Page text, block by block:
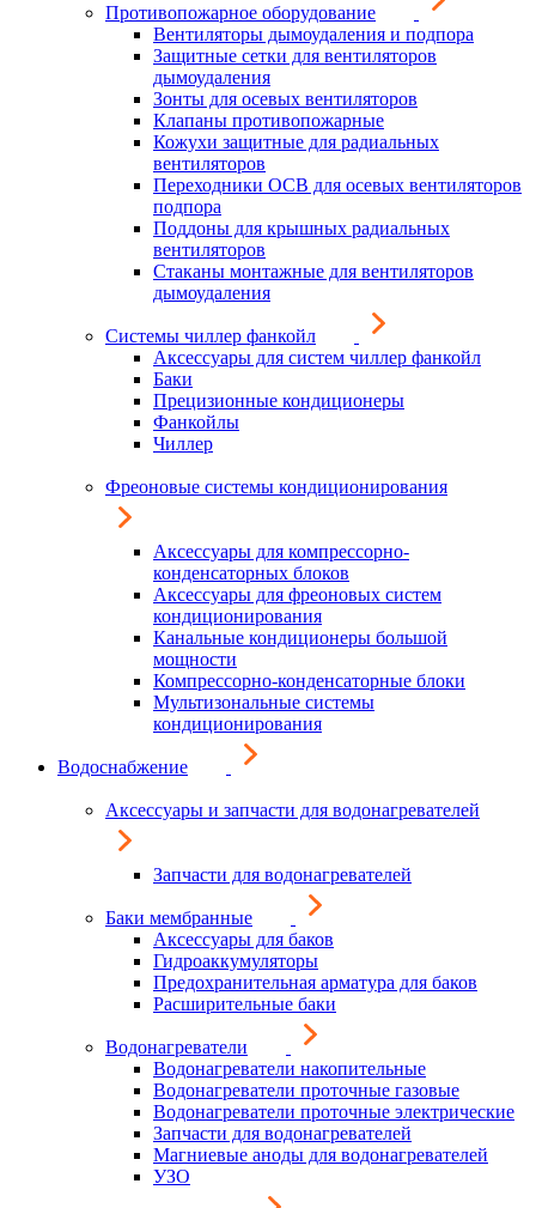
Противопожарное оборудование
Вентиляторы дымоудаления и подпора
Защитные сетки для вентиляторов
дымоудаления
Зонты для осевых вентиляторов
Клапаны противопожарные
Кожухи защитные для радиальных
вентиляторов
Переходники ОСВ для осевых вентиляторов
подпора
Поддоны для крышных радиальных
вентиляторов
Стаканы монтажные для вентиляторов
дымоудаления
Системы чиллер фанкойл
Аксессуары для систем чиллер фанкойл
Баки
Прецизионные кондиционеры
Фанкойлы
Чиллер
Фреоновые системы кондиционирования
Аксессуары для компрессорно-
конденсаторных блоков
Аксессуары для фреоновых систем
кондиционирования
Канальные кондиционеры большой
мощности
Компрессорно-конденсаторные блоки
Мультизональные системы
кондиционирования
Водоснабжение
Аксессуары и запчасти для водонагревателей
Запчасти для водонагревателей
Баки мембранные
Аксессуары для баков
Гидроаккумуляторы
Предохранительная арматура для баков
Расширительные баки
Водонагреватели
Водонагреватели накопительные
Водонагреватели проточные газовые
Водонагреватели проточные электрические
Запчасти для водонагревателей
Магниевые аноды для водонагревателей
УЗО